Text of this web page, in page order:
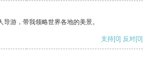
导游，带我领略世界各地的美景。
支持[0] 反对[0]